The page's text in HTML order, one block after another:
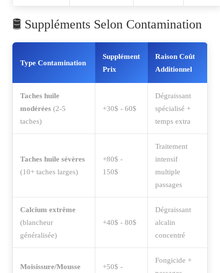
🛢️ Suppléments Selon Contamination
Type Contamination
Supplément
Prix
Raison Coût
Additionnel
Taches huile
modérées (2-5
taches)
+30$ - 60$
Dégraissant
spécialisé +
temps extra
Taches huile sévères
(10+ taches larges)
+80$ -
150$
Traitement
intensif
multiple
passages
Calcium extrême
(blancheur
généralisée)
+40$ - 80$
Dégraissant
alcalin
concentré
Moisissure/Mousse
+50$ -
Fongicide +